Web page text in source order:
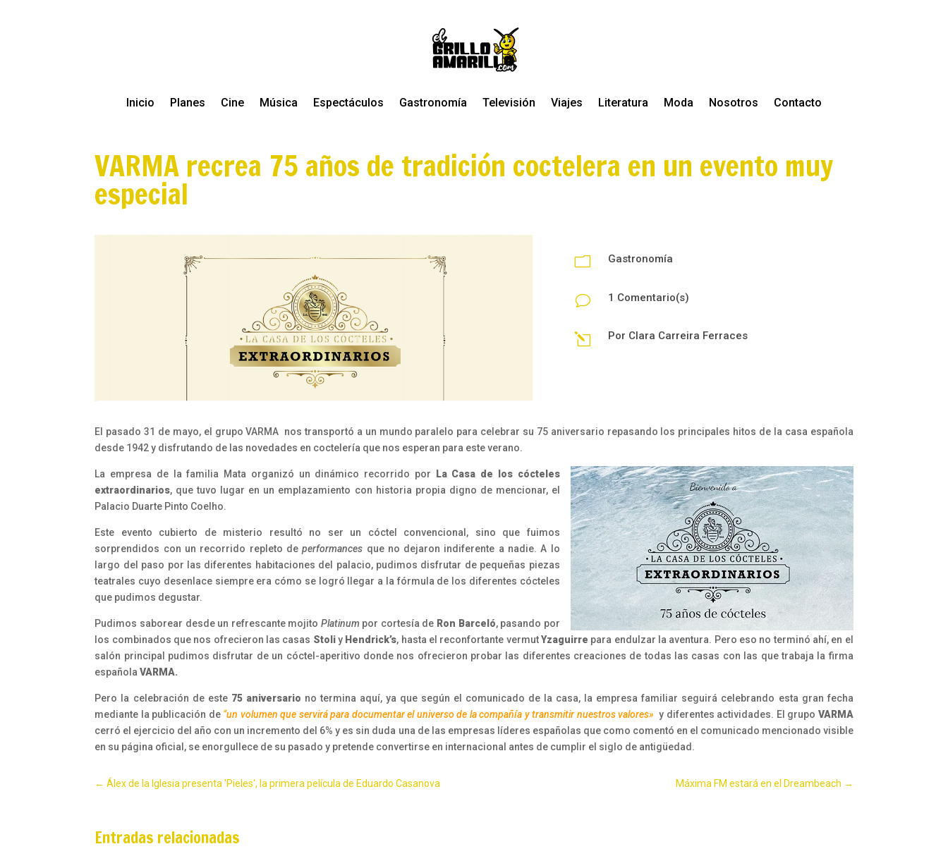
Inicio Planes Cine Música Espectáculos Gastronomía Televisión Viajes Literatura Moda Nosotros Contacto
VARMA recrea 75 años de tradición coctelera en un evento muy
especial
m Gastronomía
v 1 Comentario(s)
l Por Clara Carreira Ferraces
El pasado 31 de mayo, el grupo VARMA nos transportó a un mundo paralelo para celebrar su 75 aniversario repasando los principales hitos de la casa española
desde 1942 y disfrutando de las novedades en coctelería que nos esperan para este verano.
La empresa de la familia Mata organizó un dinámico recorrido por
La Casa de los cócteles
extraordinarios, que tuvo lugar en un emplazamiento con historia propia digno de mencionar, el
Palacio Duarte Pinto Coelho.
Este evento cubierto de misterio resultó no ser un cóctel convencional, sino que fuimos
sorprendidos con un recorrido repleto deperformances que no dejaron indiferente a nadie. A lo
largo del paso por las diferentes habitaciones del palacio, pudimos disfrutar de pequeñas piezas
teatrales cuyo desenlace siempre era cómo se logró llegar a la fórmula de los diferentes cócteles
que pudimos degustar.
Pudimos saborear desde un refrescante mojito Platinum por cortesía de Ron Barceló, pasando por
los combinados que nos ofrecieron las casas Stoliy Hendrick’s, hasta el reconfortante vermutYzaguirre para endulzar la aventura. Pero eso no terminó ahí, en el
salón principal pudimos disfrutar de un cóctel-aperitivo donde nos ofrecieron probar las diferentes creaciones de todas las casas con las que trabaja la firma
españolaVARMA.
Pero la celebración de este 75 aniversario no termina aquí, ya que según el comunicado de la casa, la empresa familiar seguirá celebrando esta gran fecha
mediante la publicación de ‘‘un volumen que servirá para documentar el universo de la compañía y transmitir nuestros valores» y diferentes actividades. El grupo VARMA
cerró el ejercicio del año con un incremento del 6% y es sin duda una de las empresas líderes españolas que como comentó en el comunicado mencionado visible
en su página oficial, se enorgullece de su pasado y pretende convertirse en internacional antes de cumplir el siglo de antigüedad.
←Álex de la Iglesia presenta 'Pieles', la primera película de Eduardo Casanova Máxima FM estará en el Dreambeach →
Entradas relacionadas